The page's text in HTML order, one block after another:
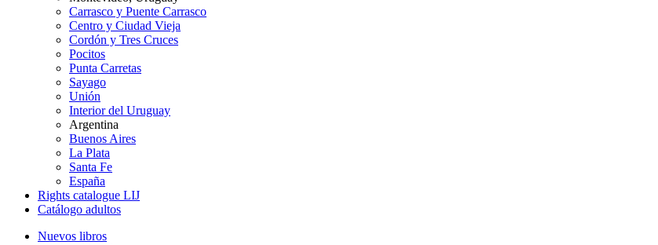
Carrasco y Puente Carrasco
Centro y Ciudad Vieja
Cordón y Tres Cruces
Pocitos
Punta Carretas
Sayago
Unión
Interior del Uruguay
Argentina
Buenos Aires
La Plata
Santa Fe
España
Rights catalogue LIJ
Catálogo adultos
Nuevos libros